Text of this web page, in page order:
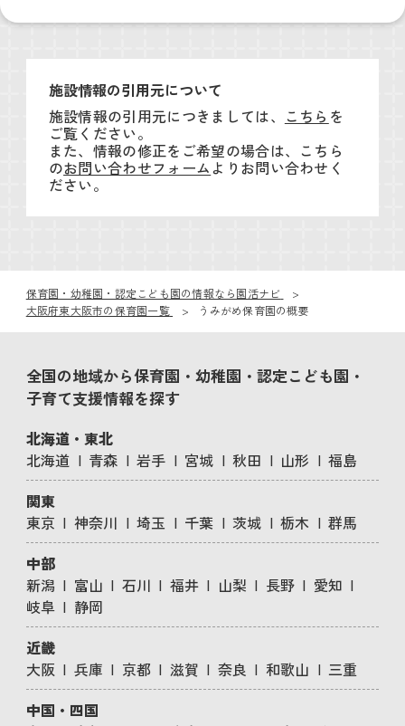
施設情報の引用元について
施設情報の引用元につきましては、 こちら を
ご覧ください。
また、情報の修正をご希望の場合は、こちら
のお問い合わせフォームよりお問い合わせく
ださい。
保育園・幼稚園・認定こども園の情報なら園活ナビ
大阪府東大阪市の保育園一覧
うみがめ保育園の概要
全国の地域から保育園・幼稚園・認定こども園・
子育て支援情報を探す
北海道・東北
北海道
青森 岩手 宮城 秋田 山形
福島
関東
東京
神奈川 埼玉 千葉 茨城 栃木
群馬
中部
新潟
富山 石川 福井 山梨 長野
愛知
岐阜
静岡
近畿
大阪
兵庫 京都 滋賀 奈良 和歌山
三重
中国・四国